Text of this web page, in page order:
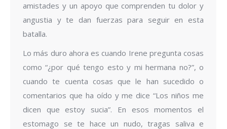
amistades y un apoyo que comprenden tu dolor y
angustia y te dan fuerzas para seguir en esta
batalla.
Lo más duro ahora es cuando Irene pregunta cosas
como “¿por qué tengo esto y mi hermana no?”, o
cuando te cuenta cosas que le han sucedido o
comentarios que ha oído y me dice “Los niños me
dicen que estoy sucia”. En esos momentos el
estomago se te hace un nudo, tragas saliva e